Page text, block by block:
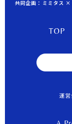
共同企画：ミミタス ×
TOP
運